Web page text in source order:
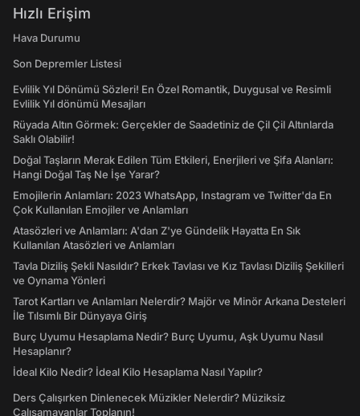
Hızlı Erişim
Hava Durumu
Son Depremler Listesi
Evlilik Yıl Dönümü Sözleri! En Özel Romantik, Duygusal ve Resimli
Evlilik Yıl dönümü Mesajları
Rüyada Altın Görmek: Gerçekler de Saadetiniz de Çil Çil Altınlarda
Saklı Olabilir!
Doğal Taşların Merak Edilen Tüm Etkileri, Enerjileri ve Şifa Alanları:
Hangi Doğal Taş Ne İşe Yarar?
Emojilerin Anlamları: 2023 WhatsApp, Instagram ve Twitter'da En
Çok Kullanılan Emojiler ve Anlamları
Atasözleri ve Anlamları: A'dan Z'ye Gündelik Hayatta En Sık
Kullanılan Atasözleri ve Anlamları
Tavla Diziliş Şekli Nasıldır? Erkek Tavlası ve Kız Tavlası Diziliş Şekilleri
ve Oynama Yönleri
Tarot Kartları ve Anlamları Nelerdir? Majör ve Minör Arkana Desteleri
İle Tılsımlı Bir Dünyaya Giriş
Burç Uyumu Hesaplama Nedir? Burç Uyumu, Aşk Uyumu Nasıl
Hesaplanır?
İdeal Kilo Nedir? İdeal Kilo Hesaplama Nasıl Yapılır?
Ders Çalışırken Dinlenecek Müzikler Nelerdir? Müziksiz
Çalışamayanlar Toplanın!